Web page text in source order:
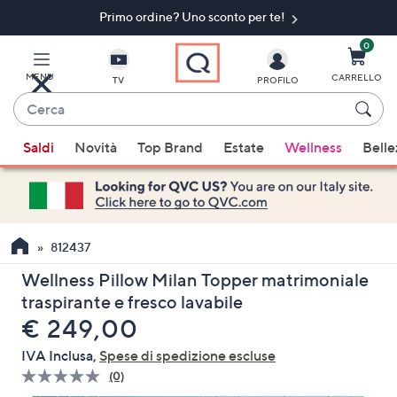
principale
Primo ordine? Uno sconto per te!​
MENU TV
Cerca
sono
disponibili
suggerimenti,
usa
i
tasti
freccia
su
giù
oppure
scorri
PROFILO
0
CARRELLO
Saldi Novità Top Brand Estate Wellness
812437
Wellness Pillow Milan Topper matrimoniale
traspirante e fresco lavabile
eliminato
€ 249,00
IVA Inclusa, Spese di spedizione escluse
Nessuna
(0)